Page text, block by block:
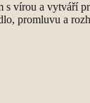
s vírou a vytváří
promluvu a